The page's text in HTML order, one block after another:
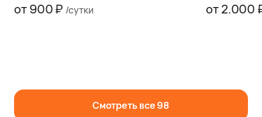
от 900 ₽ /сутки от 2.000
Смотреть все 98